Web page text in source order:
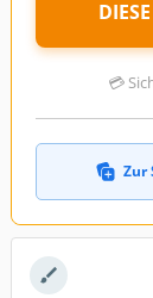
💳
Zur